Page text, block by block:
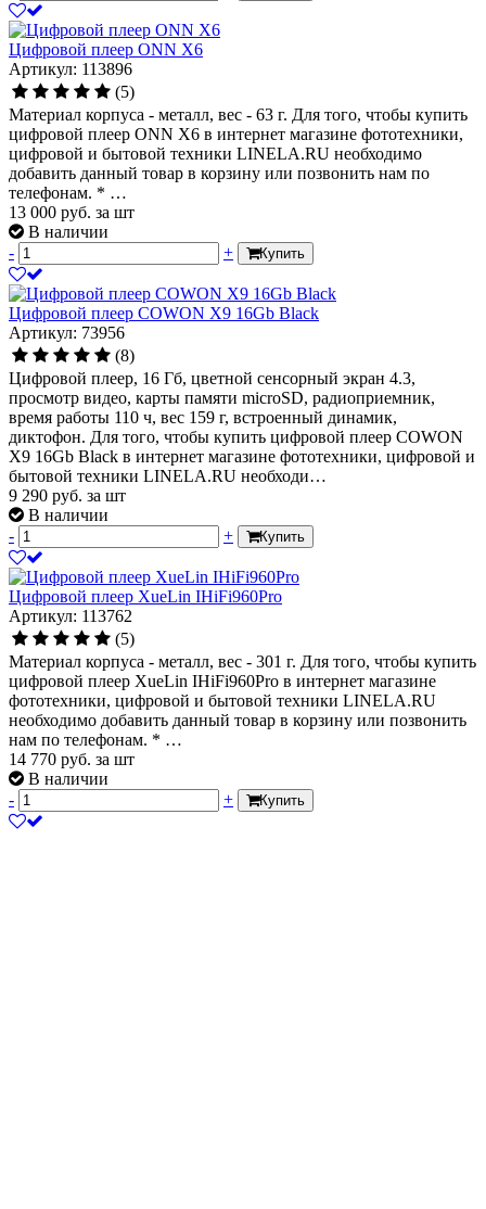
Цифровой плеер ONN X6
Артикул: 113896
(5)
Материал корпуса - металл, вес - 63 г. Для того, чтобы купить
цифровой плеер ONN X6 в интернет магазине фототехники,
цифровой и бытовой техники LINELA.RU необходимо
добавить данный товар в корзину или позвонить нам по
телефонам. * …
13 000 руб. за шт
В наличии
-
+ Купить
Цифровой плеер COWON X9 16Gb Black
Артикул: 73956
(8)
Цифровой плеер, 16 Гб, цветной сенсорный экран 4.3,
просмотр видео, карты памяти microSD, радиоприемник,
время работы 110 ч, вес 159 г, встроенный динамик,
диктофон. Для того, чтобы купить цифровой плеер COWON
X9 16Gb Black в интернет магазине фототехники, цифровой и
бытовой техники LINELA.RU необходи…
9 290 руб. за шт
В наличии
-
+ Купить
Цифровой плеер XueLin IHiFi960Pro
Артикул: 113762
(5)
Материал корпуса - металл, вес - 301 г. Для того, чтобы купить
цифровой плеер XueLin IHiFi960Pro в интернет магазине
фототехники, цифровой и бытовой техники LINELA.RU
необходимо добавить данный товар в корзину или позвонить
нам по телефонам. * …
14 770 руб. за шт
В наличии
-
+ Купить